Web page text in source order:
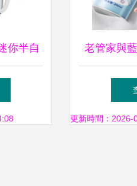
你半自
的精致
老管家與
品的
更新時間：2026-